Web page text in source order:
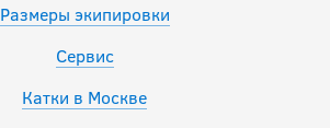
Размеры экипировки
Сервис
Катки в Москве